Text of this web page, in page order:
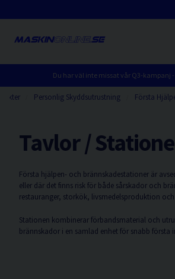
Du har väl inte missat vår Q3-kampanj -
Personlig Skyddsutrustning Första
Tavlor /
Första hjälpen- och brännskadestationer är
eller där det finns risk för både sårskador och
restauranger, storkök, livsmedelsproduktion och
Stationen kombinerar förbandsmaterial och
brännskador i en samlad enhet för snabb första